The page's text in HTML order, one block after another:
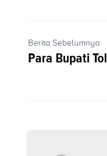
Berita Sebelumnya
Para Bupati